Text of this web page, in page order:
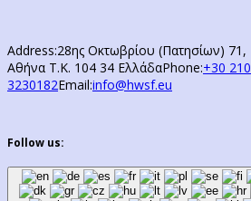
Address:28ης Οκτωβρίου (Πατησίων) 71,
Αθήνα Τ.Κ. 104 34 ΕλλάδαPhone:+30 210
3230182Email:info@hwsf.eu
Follow us: